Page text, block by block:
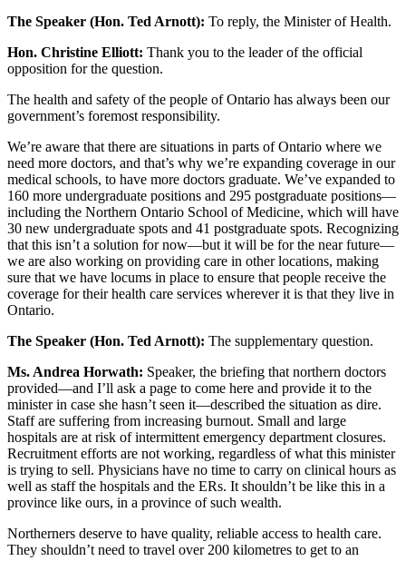
The Speaker (Hon. Ted Arnott): To reply, the Minister of Health.
Hon. Christine Elliott: Thank you to the leader of the official
opposition for the question.
The health and safety of the people of Ontario has always been our
government’s foremost responsibility.
We’re aware that there are situations in parts of Ontario where we
need more doctors, and that’s why we’re expanding coverage in our
medical schools, to have more doctors graduate. We’ve expanded to
160 more undergraduate positions and 295 postgraduate positions—
including the Northern Ontario School of Medicine, which will have
30 new undergraduate spots and 41 postgraduate spots. Recognizing
that this isn’t a solution for now—but it will be for the near future—
we are also working on providing care in other locations, making
sure that we have locums in place to ensure that people receive the
coverage for their health care services wherever it is that they live in
Ontario.
The Speaker (Hon. Ted Arnott): The supplementary question.
Ms. Andrea Horwath: Speaker, the briefing that northern doctors
provided—and I’ll ask a page to come here and provide it to the
minister in case she hasn’t seen it—described the situation as dire.
Staff are suffering from increasing burnout. Small and large
hospitals are at risk of intermittent emergency department closures.
Recruitment efforts are not working, regardless of what this minister
is trying to sell. Physicians have no time to carry on clinical hours as
well as staff the hospitals and the ERs. It shouldn’t be like this in a
province like ours, in a province of such wealth.
Northerners deserve to have quality, reliable access to health care.
They shouldn’t need to travel over 200 kilometres to get to an